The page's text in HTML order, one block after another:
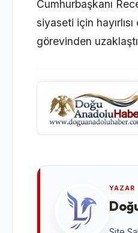
Cumhurbaşkanı
siyaseti için
görevinden
YAZAR